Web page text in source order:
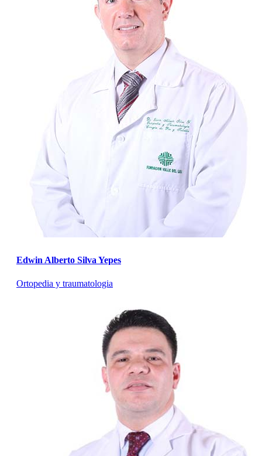
Edwin Alberto Silva Yepes
Ortopedia y traumatologia